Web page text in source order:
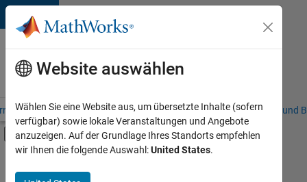
Weiter zum Inhalt
Karriere
bei
MathWorks
– Übersicht Stellensuche Niederlassungen Studierende und
Umschaltung für Off-Canvas-
Hauptinhalt
Business Applications and Tools
Website auswählen
Wählen Sie eine Website aus, um übersetzte Inhalte (sofern
verfügbar) sowie lokale Veranstaltungen und Angebote
anzuzeigen. Auf der Grundlage Ihres Standorts empfehlen
wir Ihnen die folgende Auswahl:United States.